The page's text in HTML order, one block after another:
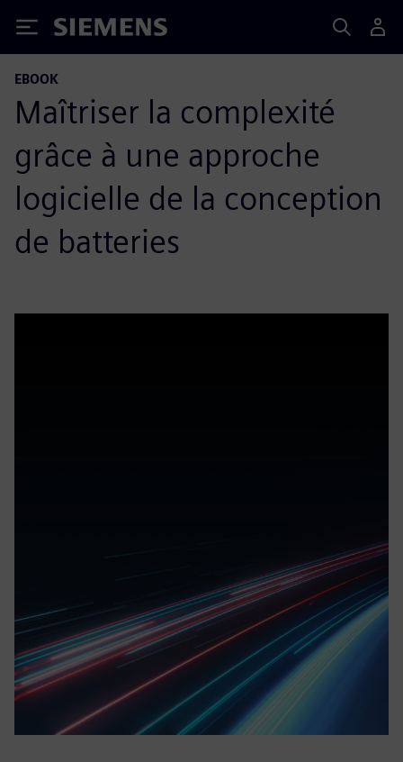
Siemens
EBOOK
Maîtriser la complexité
grâce à une approche
logicielle de la conception
de batteries